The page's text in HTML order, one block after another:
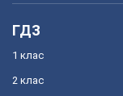
ГДЗ
1 клас
2 клас